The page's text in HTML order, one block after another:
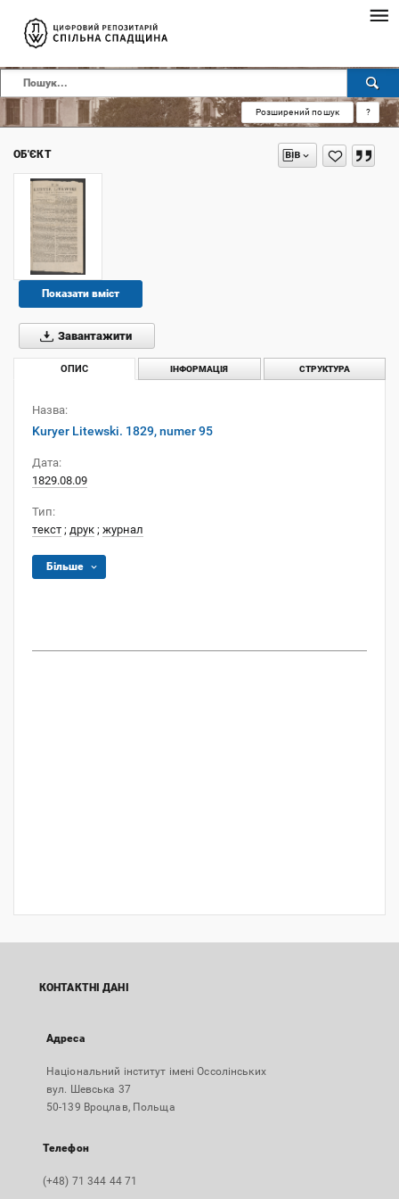
Розширений пошук ?
ОБ'ЄКТ
Показати вміст
Завантажити
ОПИС ІНФОРМАЦІЯ СТРУКТУРА
Назва:
Kuryer Litewski. 1829, numer 95
Дата:
1829.08.09
Тип:
текст ; друк ; журнал
Більше
КОНТАКТНІ ДАНІ
Адреса
Національний інститут імені Оссолінських
вул. Шевська 37
50-139 Вроцлав, Польща
Телефон
(+48) 71 344 44 71